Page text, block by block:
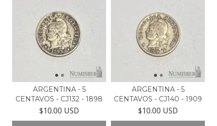
ARGENTINA - 5
CENTAVOS - CJ132 - 1898
$10.00 USD
ARGENTINA - 5
CENTAVOS - CJ140 - 1909
$10.00 USD